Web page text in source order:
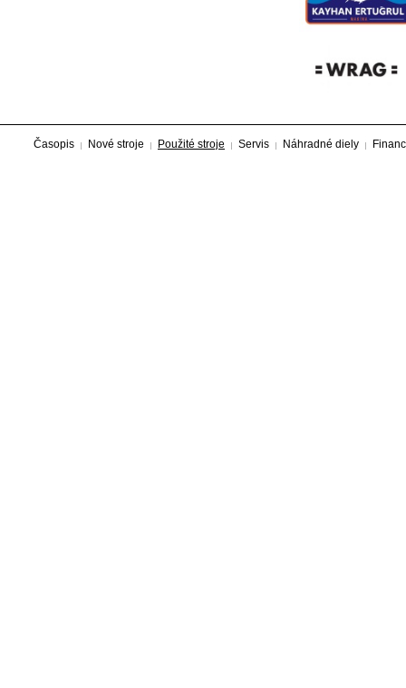
Časopis Nové stroje Použité stroje Servis Náhradné diely